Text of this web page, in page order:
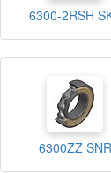
6300-2RSH
6300ZZ SNR